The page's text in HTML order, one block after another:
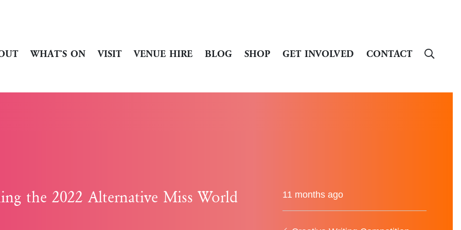
WHAT’S ON VISIT VENUE HIRE BLOG SHOP GET INVOLVED CONTACT
the 2022 Alternative Miss World
11 months ago